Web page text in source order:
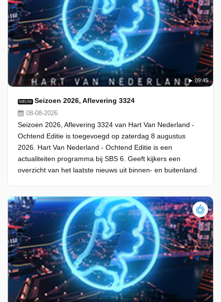
09:45
NIEUW Seizoen 2026, Aflevering 3324
08-08-2026
Seizoen 2026, Aflevering 3324 van Hart Van Nederland -
Ochtend Editie is toegevoegd op zaterdag 8 augustus
2026. Hart Van Nederland - Ochtend Editie is een
actualiteiten programma bij SBS 6. Geeft kijkers een
overzicht van het laatste nieuws uit binnen- en buitenland.